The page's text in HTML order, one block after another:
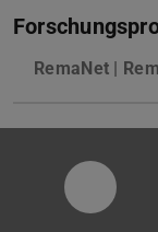
RemaNet |
PTW